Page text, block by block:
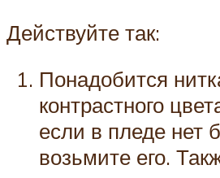
Действуйте так:
Понадобится
контрастного
если в пледе нет
возьмите его.